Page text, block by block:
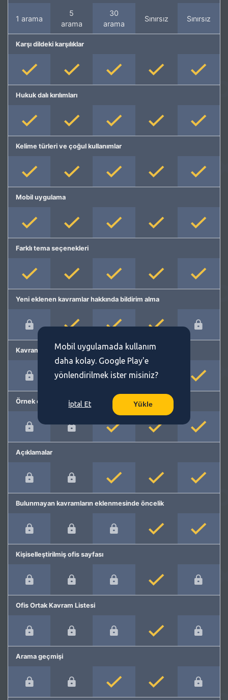
1 arama
5
arama
30
arama
Sınırsız Sınırsız
Karşı dildeki karşılıklar
Hukuk dalı kırılımları
Kelime türleri ve çoğul kullanımlar
Mobil uygulama
Farklı tema seçenekleri
Yeni eklenen kavramlar hakkında bildirim alma
Kavram önerme
Örnek cümleler
Açıklamalar
Bulunmayan kavramların eklenmesinde öncelik
Kişiselleştirilmiş ofis sayfası
Ofis Ortak Kavram Listesi
Arama geçmişi
Mobil uygulamada kullanım
daha kolay. Google Play'e
yönlendirilmek ister misiniz?
İptal Et Yükle